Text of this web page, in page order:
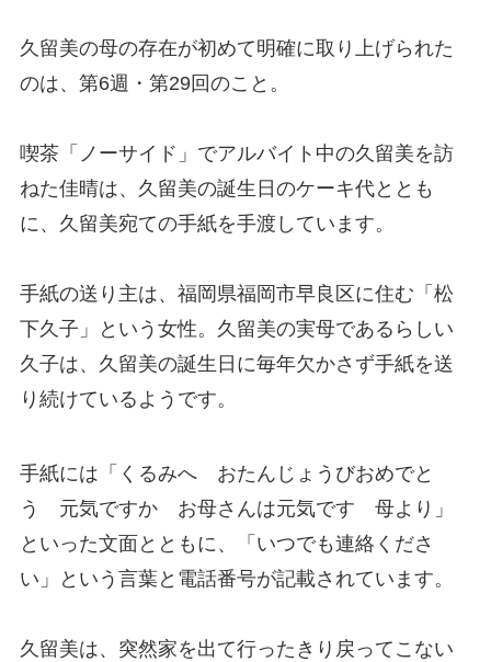
久留美の母の存在が初めて明確に取り上げられた
のは、第6週・第29回のこと。
喫茶「ノーサイド」でアルバイト中の久留美を訪
ねた佳晴は、久留美の誕生日のケーキ代ととも
に、久留美宛ての手紙を手渡しています。
手紙の送り主は、福岡県福岡市早良区に住む「松
下久子」という女性。久留美の実母であるらしい
久子は、久留美の誕生日に毎年欠かさず手紙を送
り続けているようです。
手紙には「くるみへ おたんじょうびおめでと
う 元気ですか お母さんは元気です 母より」
といった文面とともに、「いつでも連絡くださ
い」という言葉と電話番号が記載されています。
久留美は、突然家を出て行ったきり戻ってこない